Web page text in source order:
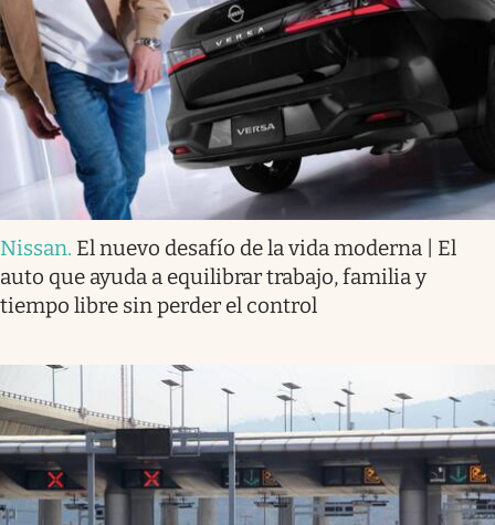
Nissan. El nuevo desafío de la vida moderna | El
auto que ayuda a equilibrar trabajo, familia y
tiempo libre sin perder el control